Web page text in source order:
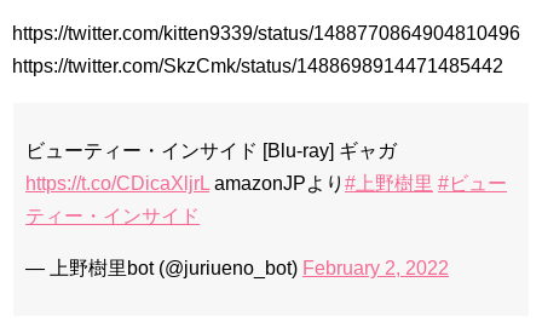
https://twitter.com/kitten9339/status/1488770864904810496
https://twitter.com/SkzCmk/status/1488698914471485442
ビューティー・インサイド [Blu-ray] ギャガ
https://t.co/CDicaXljrL amazonJPより #上野樹里 #ビュー
ティー・インサイド
— 上野樹里bot (@juriueno_bot) February 2, 2022